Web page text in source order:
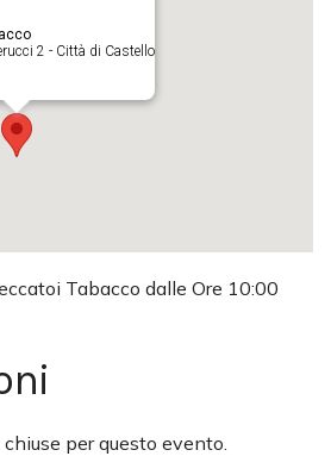
2 - Città di Castello
Tabacco dalle Ore 10:00
per questo evento.